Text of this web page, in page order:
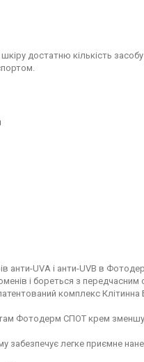
достатню кількість
UVА і анти-UVВ в
і бореться з передчасним
комплекс Клітинна
Фотодерм СПОТ крем зменшує
легке приємне